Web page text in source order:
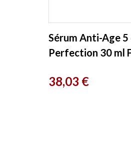
Sérum Anti-Age 5
Perfection 30 ml
Prix
38,03 €